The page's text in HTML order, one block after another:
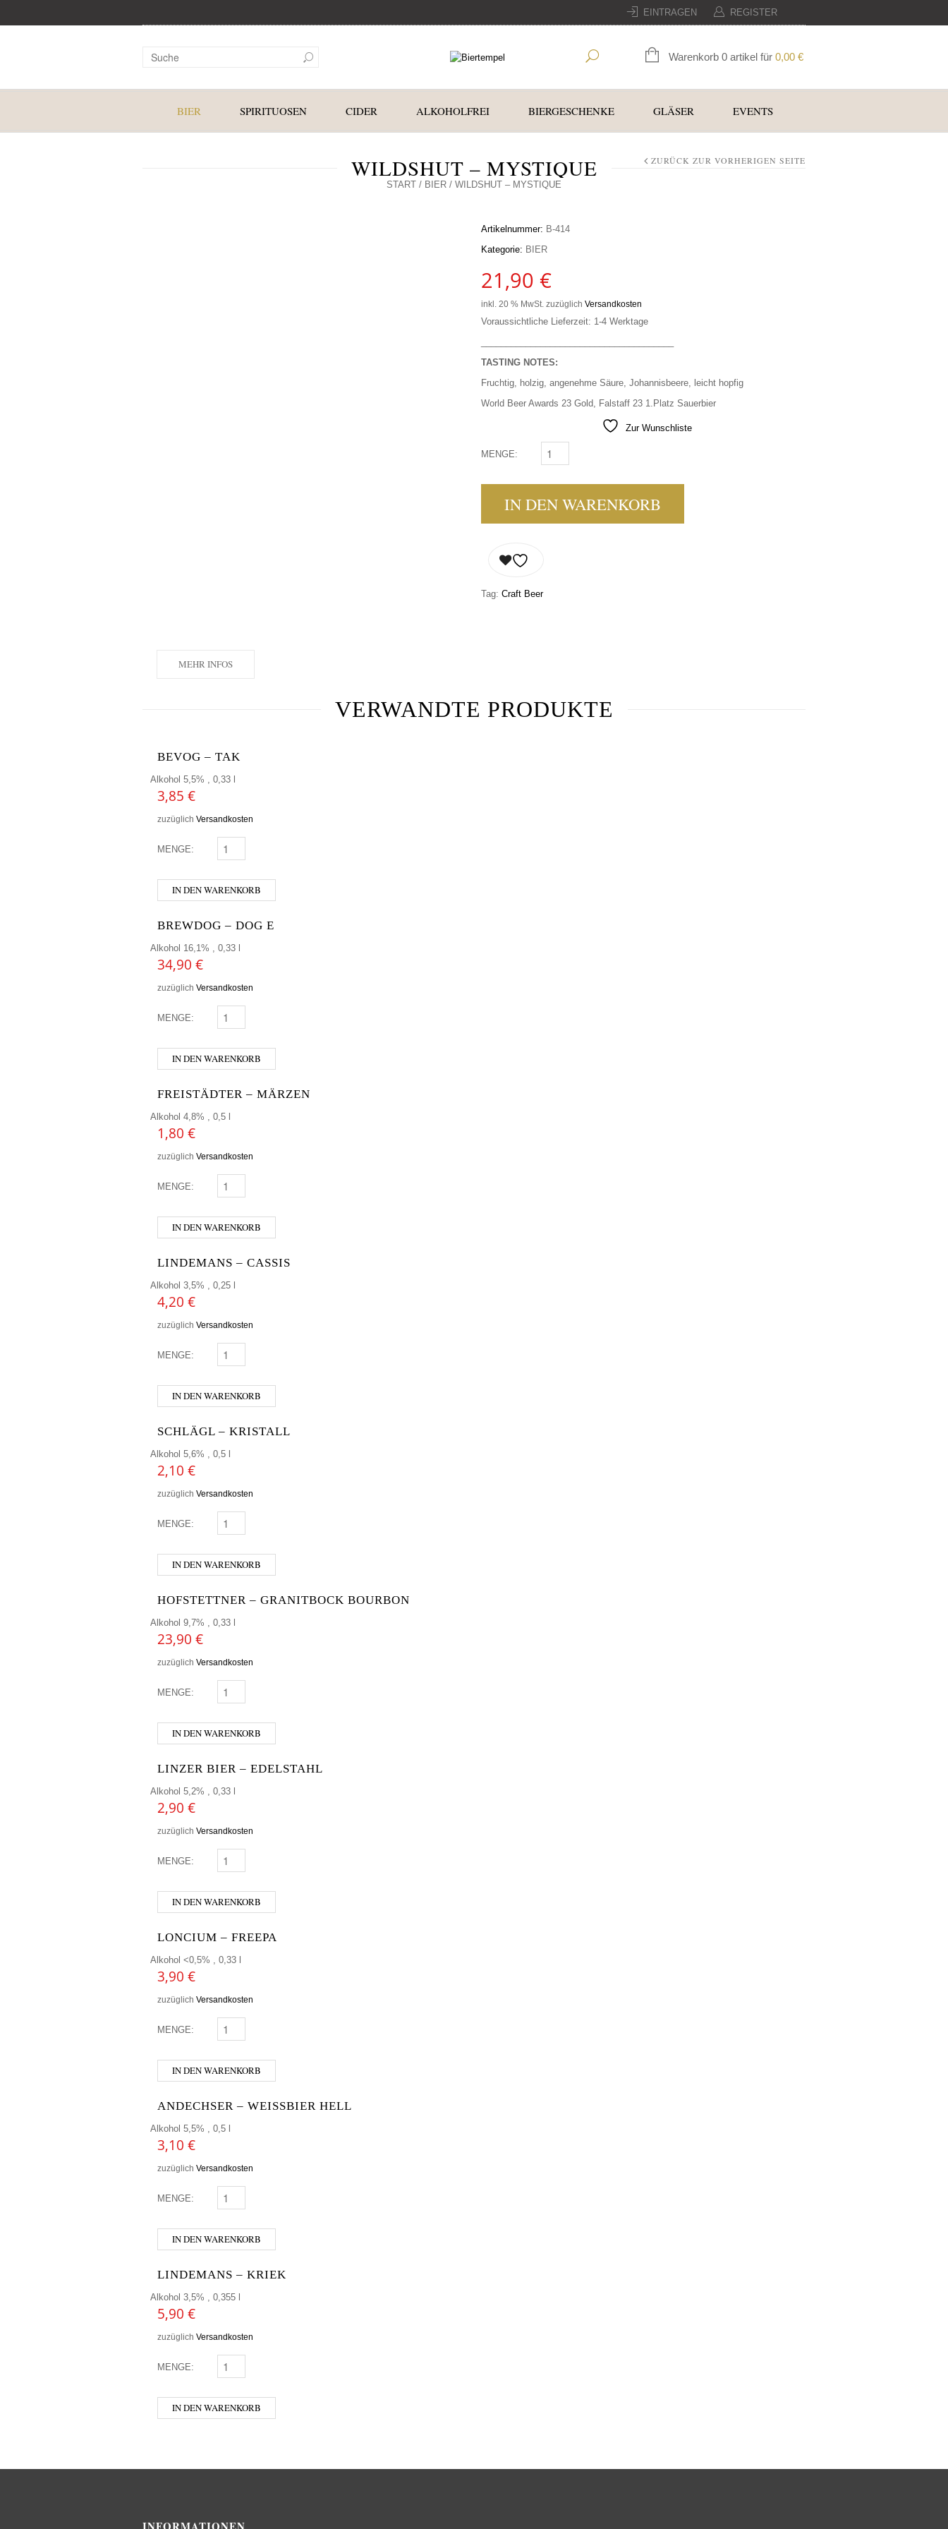
EINTRAGEN REGISTER
Warenkorb 0 artikel für 0,00 €
BIER SPIRITUOSEN CIDER ALKOHOLFREI BIERGESCHENKE GLÄSER EVENTS
WILDSHUT – MYSTIQUE
START / BIER / WILDSHUT – MYSTIQUE
ZURÜCK ZUR VORHERIGEN SEITE
Artikelnummer: B-414
Kategorie: BIER
21,90 €
inkl. 20 % MwSt. zuzüglich Versandkosten
Voraussichtliche Lieferzeit: 1-4 Werktage
TASTING NOTES:
Fruchtig, holzig, angenehme Säure, Johannisbeere, leicht hopfig
World Beer Awards 23 Gold, Falstaff 23 1.Platz Sauerbier
Zur Wunschliste
MENGE: WILDSHUT - MYSTIQUE MENGE
IN DEN WARENKORB
Tag: Craft Beer
MEHR INFOS
VERWANDTE PRODUKTE
BEVOG – TAK
Alkohol 5,5% , 0,33 l
3,85 €
zuzüglich Versandkosten
MENGE: BEVOG - TAK MENGE
IN DEN WARENKORB
BREWDOG – DOG E
Alkohol 16,1% , 0,33 l
34,90 €
zuzüglich Versandkosten
MENGE: BREWDOG - DOG E MENGE
IN DEN WARENKORB
FREISTÄDTER – MÄRZEN
Alkohol 4,8% , 0,5 l
1,80 €
zuzüglich Versandkosten
MENGE: FREISTÄDTER - MÄRZEN MENGE
IN DEN WARENKORB
LINDEMANS – CASSIS
Alkohol 3,5% , 0,25 l
4,20 €
zuzüglich Versandkosten
MENGE: LINDEMANS - CASSIS MENGE
IN DEN WARENKORB
SCHLÄGL – KRISTALL
Alkohol 5,6% , 0,5 l
2,10 €
zuzüglich Versandkosten
MENGE: SCHLÄGL - KRISTALL MENGE
IN DEN WARENKORB
HOFSTETTNER – GRANITBOCK BOURBON
Alkohol 9,7% , 0,33 l
23,90 €
zuzüglich Versandkosten
MENGE: HOFSTETTNER - GRANITBOCK BOURBON MENGE
IN DEN WARENKORB
LINZER BIER – EDELSTAHL
Alkohol 5,2% , 0,33 l
2,90 €
zuzüglich Versandkosten
MENGE: LINZER BIER - EDELSTAHL MENGE
IN DEN WARENKORB
LONCIUM – FREEPA
Alkohol <0,5% , 0,33 l
3,90 €
zuzüglich Versandkosten
MENGE: LONCIUM - FREEPA MENGE
IN DEN WARENKORB
ANDECHSER – WEISSBIER HELL
Alkohol 5,5% , 0,5 l
3,10 €
zuzüglich Versandkosten
MENGE: ANDECHSER - WEISSBIER HELL MENGE
IN DEN WARENKORB
LINDEMANS – KRIEK
Alkohol 3,5% , 0,355 l
5,90 €
zuzüglich Versandkosten
MENGE: LINDEMANS - KRIEK MENGE
IN DEN WARENKORB
INFORMATIONEN